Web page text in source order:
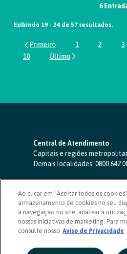
6
Exibindo 19 - 24 de 57 resultados.
Página
1 Página
2 3
Página
10
Central de Atendimento
Capitais e regiões
Demais localidades: 0800 642
SAC 24 horas-0800 724 4420
Ouvidoria
0800 725 0996
(de segunda a
ouvidoriasicoob.com.br
Deficientes auditivos ou de
Ao clicar em "Aceitar todos os
armazenamento de cookies no seu
a navegação no site, analisar a
nossas iniciativas de marketing. Para
consulte nosso Aviso de Privacidade